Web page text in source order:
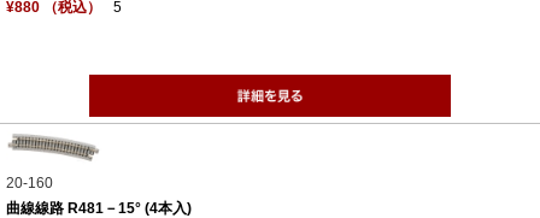
¥880 （税込）
5
20-160
曲線線路 R481－15° (4本入)